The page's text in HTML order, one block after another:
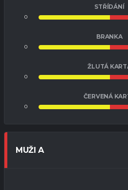
STŘÍDÁNÍ
0
BRANKA
0
ŽLUTÁ
0
ČERVENÁ
0
MUŽI A